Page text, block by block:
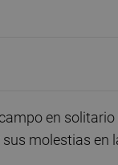
en
molestias en